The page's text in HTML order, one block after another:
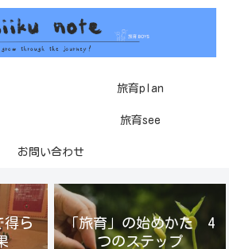
旅育plan
旅育see
お問い合わせ
得ら
「旅育」の始めかた 4
つのステップ